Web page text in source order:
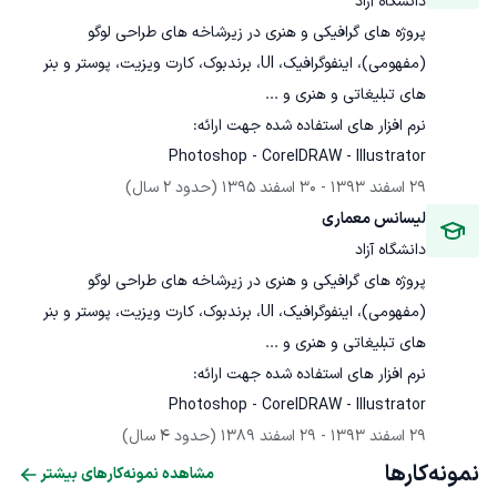
پروژه های گرافیکی و هنری در زیرشاخه های طراحی لوگو
(مفهومی)، اینفوگرافیک، UI، برندبوک، کارت ویزیت، پوستر و بنر
Photoshop - CorelDRAW - Illustrator
29 اسفند 1393
- 30 اسفند 1395
(حدود 2 سال)
لیسانس معماری
دانشگاه آزاد
پروژه های گرافیکی و هنری در زیرشاخه های طراحی لوگو
(مفهومی)، اینفوگرافیک، UI، برندبوک، کارت ویزیت، پوستر و بنر
Photoshop - CorelDRAW - Illustrator
29 اسفند 1393
- 29 اسفند 1389 (حدود 4 سال)
نمونه‌کارها مشاهده نمونه‌کارهای بیشتر